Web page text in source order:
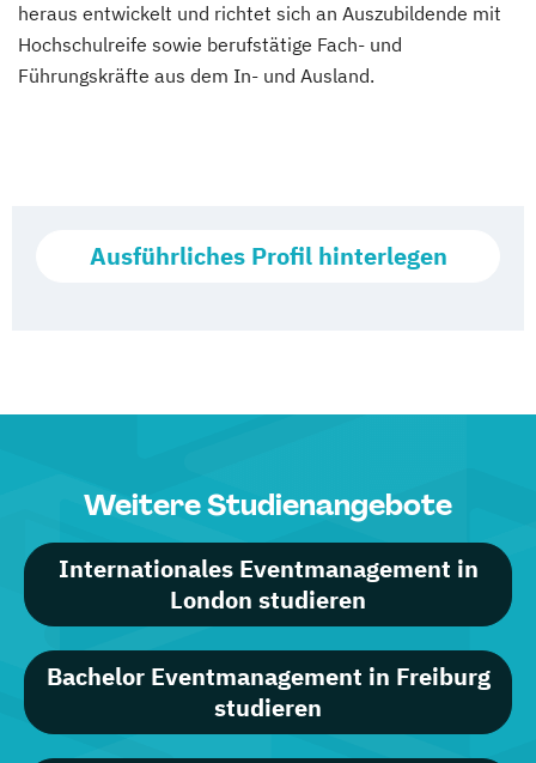
heraus entwickelt und richtet sich an Auszubildende mit
Hochschulreife sowie berufstätige Fach- und
Führungskräfte aus dem In- und Ausland.
Ausführliches Profil hinterlegen
Weitere Studienangebote
Internationales Eventmanagement in
London studieren
Bachelor Eventmanagement in Freiburg
studieren